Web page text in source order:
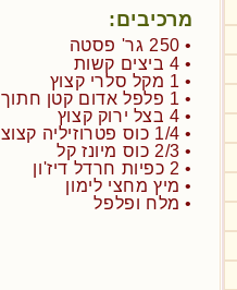
מרכיבים:
• 250 גר' פסטה
• 4 ביצים קשות
• 1 מקל סלרי קצוץ
• 1 פלפל אדום קטן חתוך לקוביות
• 4 בצל ירוק קצוץ
• 1/4 כוס פטרוזיליה קצוצה
• 2/3 כוס מיונז קל
• 2 כפיות חרדל דיז'ון
• מיץ מחצי לימון
• מלח ופלפל